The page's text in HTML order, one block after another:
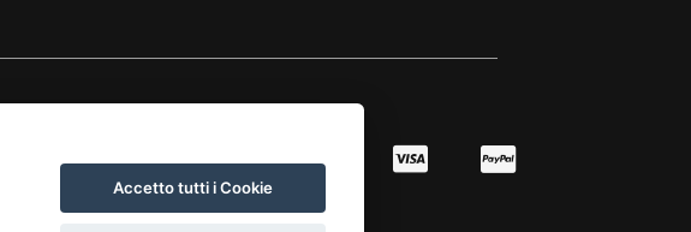
Accetto tutti i Cookie